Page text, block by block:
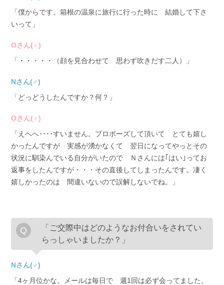
「僕からです。箱根の温泉に旅行に行った時に 結婚して下さ
いって」
Oさん(♀)
「・・・・・（顔を見合わせて 思わず吹きだす二人）」
Nさん(♂)
「どっどうしたんですか？何？」
Oさん(♀)
「えへへ････すいません。プロポーズして頂いて とても嬉し
かったんですが 実感が湧かなくて 翌日になってやっとその
状況に馴染んでいる自分がいたので Ｎさんには｢はい｣ってお
返事をしたんですが・・・その直後してしまったんです。凄く
嬉しかったのは 間違いないので誤解しないでね。」
「ご交際中はどのようなお付合いをされてい
らっしゃいましたか？」
Nさん(♂)
「4ヶ月位かな。メールは毎日で 週1回は必ず会ってました。